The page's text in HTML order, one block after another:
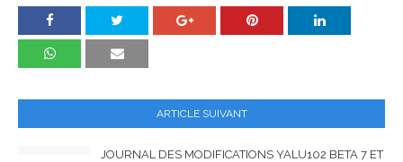
ARTICLE SUIVANT
JOURNAL DES MODIFICATIONS YALU102 BETA 7 ET